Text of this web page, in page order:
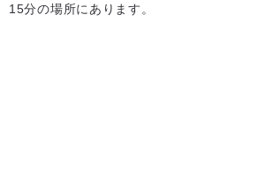
15分の場所にあります。